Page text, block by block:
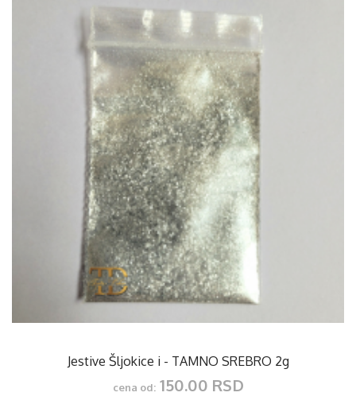
Jestive Šljokice i - TAMNO SREBRO 2g
cena od:150.00 RSD